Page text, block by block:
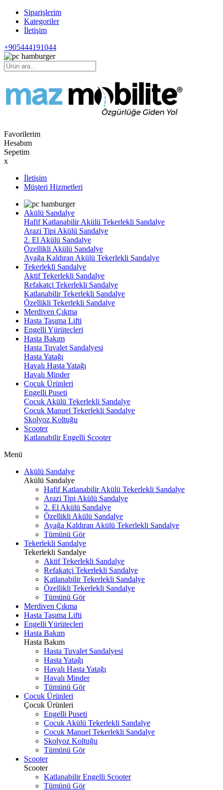
Siparişlerim
Kategoriler
İletişim
+905444191044
Favorilerim
Hesabım
Sepetim
x
İletişim
Müşteri Hizmetleri
Akülü Sandalye
Hafif Katlanabilir Akülü Tekerlekli Sandalye
Arazi Tipi Akülü Sandalye
2. El Akülü Sandalye
Özellikli Akülü Sandalye
Ayağa Kaldıran Akülü Tekerlekli Sandalye
Tekerlekli Sandalye
Aktif Tekerlekli Sandalye
Refakatçi Tekerlekli Sandalye
Katlanabilir Tekerlekli Sandalye
Özellikli Tekerlekli Sandalye
Merdiven Çıkma
Hasta Taşıma Lifti
Engelli Yürüteçleri
Hasta Bakım
Hasta Tuvalet Sandalyesi
Hasta Yatağı
Havalı Hasta Yatağı
Havalı Minder
Çocuk Ürünleri
Engelli Puseti
Çocuk Akülü Tekerlekli Sandalye
Çocuk Manuel Tekerlekli Sandalye
Skolyoz Koltuğu
Scooter
Katlanabilir Engelli Scooter
Menü
Akülü Sandalye
Akülü Sandalye
Hafif Katlanabilir Akülü Tekerlekli Sandalye
Arazi Tipi Akülü Sandalye
2. El Akülü Sandalye
Özellikli Akülü Sandalye
Ayağa Kaldıran Akülü Tekerlekli Sandalye
Tümünü Gör
Tekerlekli Sandalye
Tekerlekli Sandalye
Aktif Tekerlekli Sandalye
Refakatçi Tekerlekli Sandalye
Katlanabilir Tekerlekli Sandalye
Özellikli Tekerlekli Sandalye
Tümünü Gör
Merdiven Çıkma
Hasta Taşıma Lifti
Engelli Yürüteçleri
Hasta Bakım
Hasta Bakım
Hasta Tuvalet Sandalyesi
Hasta Yatağı
Havalı Hasta Yatağı
Havalı Minder
Tümünü Gör
Çocuk Ürünleri
Çocuk Ürünleri
Engelli Puseti
Çocuk Akülü Tekerlekli Sandalye
Çocuk Manuel Tekerlekli Sandalye
Skolyoz Koltuğu
Tümünü Gör
Scooter
Scooter
Katlanabilir Engelli Scooter
Tümünü Gör